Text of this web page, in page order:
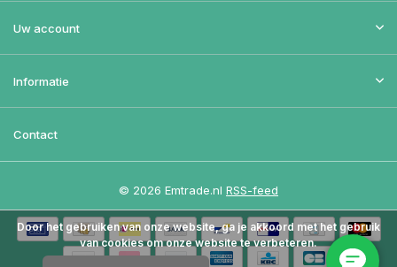
Uw account
Informatie
Contact
© 2026 Emtrade.nl RSS-feed
Door het gebruiken van onze website, ga je akkoord met het gebruik
van cookies om onze website te verbeteren.